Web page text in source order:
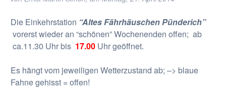
Die Einkehrstation “Altes Fährhäuschen Pünderich”
vorerstwieder an “schönen” Wochenenden offen; ab
ca.11.30 Uhr bis 17.00Uhr geöffnet.
Es hängt vom jeweiligen Wetterzustand ab; –> blaue
Fahne gehisst = offen!